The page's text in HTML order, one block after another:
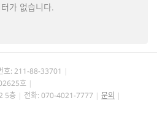
가 없습니다.
호: 211-88-33701
호
5층
전화: 070-4021-7777
문의